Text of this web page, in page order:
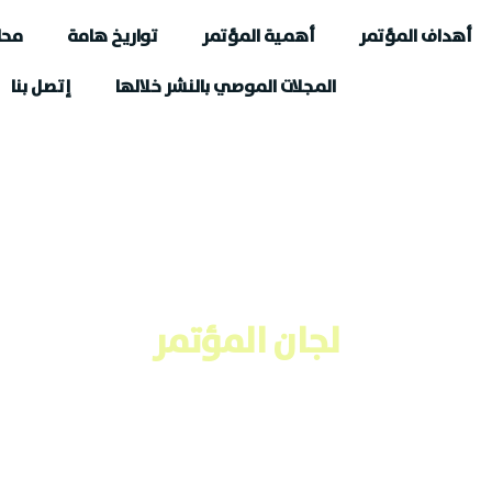
أهداف المؤتمر أهمية المؤتمر تواريخ هامة
المجلات الموصي بالنشر خلالها
إتصل بنا
لجان المؤتمر